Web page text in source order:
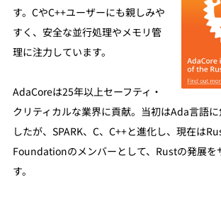
す。CやC++ユーザーにも親しみや
すく、安全な並行処理やメモリ管
理に注力しています。
AdaCoreは25年以上セーフティ・
クリティカルな業界に貢献。当初はAda言語
したが、SPARK、C、C++と進化し、現在は
Foundationのメンバーとして、Rustの発展を
す。